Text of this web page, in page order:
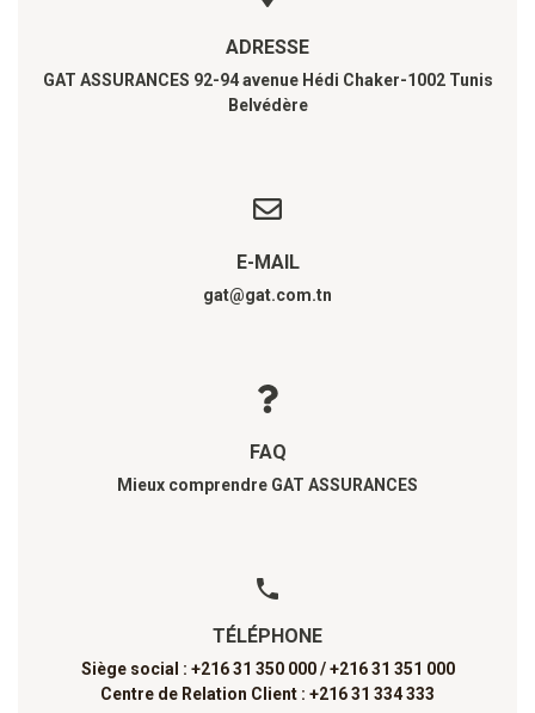
ADRESSE
GAT ASSURANCES 92-94 avenue Hédi Chaker-1002 Tunis
Belvédère
E-MAIL
gat@gat.com.tn
FAQ
Mieux comprendre GAT ASSURANCES
TÉLÉPHONE
Siège social : +216 31 350 000 / +216 31 351 000
Centre de Relation Client : +216 31 334 333